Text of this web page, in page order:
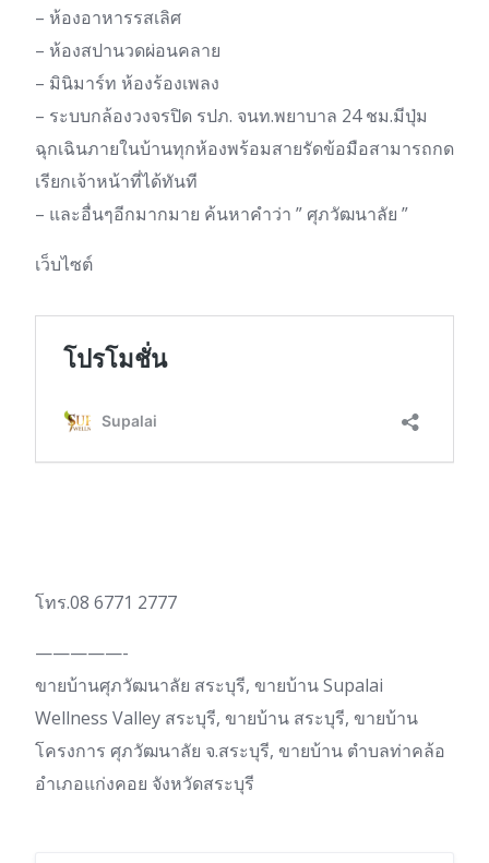
– ห้องอาหารรสเลิศ
– ห้องสปานวดผ่อนคลาย
– มินิมาร์ท ห้องร้องเพลง
– ระบบกล้องวงจรปิด รปภ. จนท.พยาบาล 24 ชม.มีปุ่ม
ฉุกเฉินภายในบ้านทุกห้องพร้อมสายรัดข้อมือสามารถกด
เรียกเจ้าหน้าที่ได้ทันที
– และอื่นๆอีกมากมาย ค้นหาคำว่า ” ศุภวัฒนาลัย ”
เว็บไซต์
โทร.08 6771 2777
—————-
ขายบ้านศุภวัฒนาลัย สระบุรี, ขายบ้าน Supalai
Wellness Valley สระบุรี, ขายบ้าน สระบุรี, ขายบ้าน
โครงการ ศุภวัฒนาลัย จ.สระบุรี, ขายบ้าน ตำบลท่าคล้อ
อำเภอแก่งคอย จังหวัดสระบุรี